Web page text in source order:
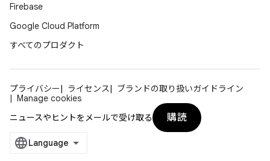
Firebase
Google Cloud Platform
すべてのプロダクト
プライバシー ライセンス
ブランドの取り扱いガイドライン
Manage cookies
ニュースやヒントをメールで受け取る
購読